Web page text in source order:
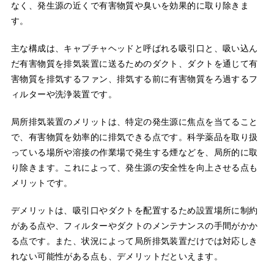
なく、発生源の近くで有害物質や臭いを効果的に取り除きま
す。
主な構成は、キャプチャヘッドと呼ばれる吸引口と、吸い込ん
だ有害物質を排気装置に送るためのダクト、ダクトを通じて有
害物質を排気するファン、排気する前に有害物質をろ過するフ
ィルターや洗浄装置です。
局所排気装置のメリットは、特定の発生源に焦点を当てること
で、有害物質を効率的に排気できる点です。科学薬品を取り扱
っている場所や溶接の作業場で発生する煙などを、局所的に取
り除きます。これによって、発生源の安全性を向上させる点も
メリットです。
デメリットは、吸引口やダクトを配置するため設置場所に制約
がある点や、フィルターやダクトのメンテナンスの手間がかか
る点です。また、状況によって局所排気装置だけでは対応しき
れない可能性がある点も、デメリットだといえます。